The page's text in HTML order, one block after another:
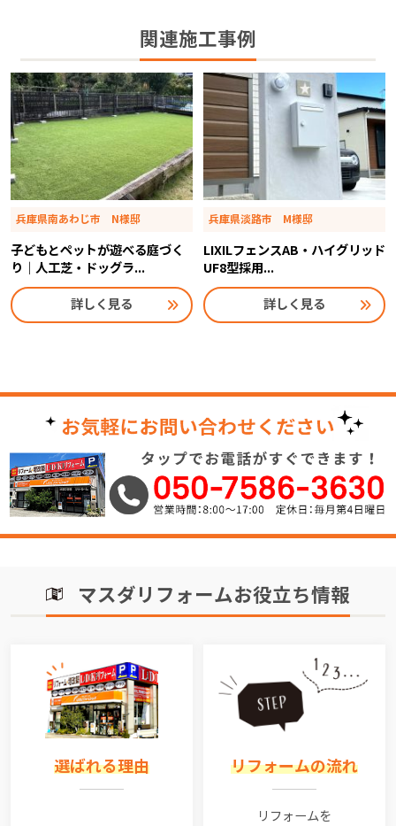
関連施工事例
兵庫県南あわじ市 N様邸
子どもとペットが遊べる庭づく
り｜人工芝・ドッグラ...
詳しく見る
兵庫県淡路市 M様邸
LIXILフェンスAB・ハイグリッド
UF8型採用...
詳しく見る
マスダリフォームお役立ち情報
選ばれる理由 リフォームの流れ
リフォームを